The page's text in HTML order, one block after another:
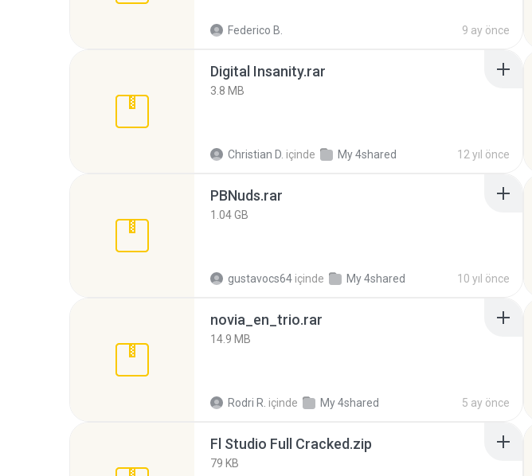
Federico B. 9 ay önce
Digital Insanity.rar
3.8 MB
Christian D. içinde My 4shared 12 yıl önce
PBNuds.rar
1.04 GB
gustavocs64 içinde My 4shared 10 yıl önce
novia_en_trio.rar
14.9 MB
Rodri R. içinde My 4shared 5 ay önce
Fl Studio Full Cracked.zip
79 KB